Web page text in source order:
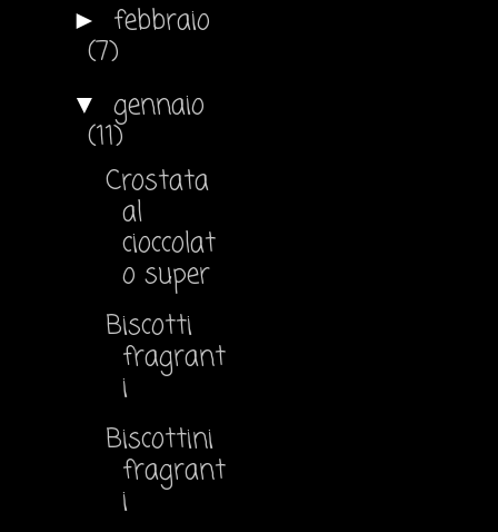
► febbraio
(7)
▼ gennaio
(11)
Crostata
al
cioccolat
o super
Biscotti
fragrant
i
Biscottini
fragrant
i